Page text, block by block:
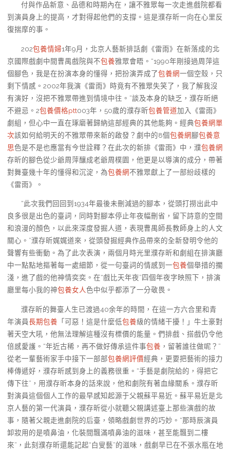
付與作品新意、品德和時期內在，讓不雅眾每一次走進戲院都看
到演員身上的提高，才對得起他們的支撐。這是濮存昕一向在心里反
復揣摩的事。
202包養情婦1年9月，北京人藝新排話劇《雷雨》在新落成的北
京國際戲劇中間曹禺戲院與不包養雅眾會晤。“1990年剛接過周萍這
個腳色，我是在扮演本身的懂得，把扮演弄成了包養網一個空殼，只
剩下情感。2002年我演《雷雨》時竟有不雅眾失笑了，我了解我沒
有演好，沒把不雅眾帶進到情境中往。”談及本身的缺乏，濮存昕絕
不避忌。2包養價格ptt003年，50歲的濮存昕包養管道加入《雷雨》
劇組，但心中一直在琢磨著歸納這部經典的其他能夠。經典包養網單
次該如何給明天的不雅眾帶來新的啟發？劇中的8個包養網腳包養意
思色是不是也應當有今世詮釋？在此次的新排《雷雨》中，濮包養網
存昕的腳色從少爺周萍釀成老爺周樸園，他更是以導演的成分，帶著
對舞臺幾十年的懂得和沉淀，為包養網不雅眾獻上了一部紛歧樣的
《雷雨》。
“此次我們回回到1934年最後未刪減過的腳本，從頭打撈出此中
良多很是出色的臺詞，同時對腳本停止年夜幅刪省，留下詩意的空間
和浪漫的顏色，以此來深度發掘人道，表現曹禺師長教師身上的人文
關心。”濮存昕娓娓道來，從頭發掘經典作品帶來的全新發明令他的
聲響有些衝動。為了此次表演，兩個月時光里濮存昕和劇組在排演廳
中一點點地摳著每一處細節，從一句臺詞的情感到一包養個舉措的擱
淺，進了戲的他神情奕奕。在“戲比天年夜”四個年夜字映照下，排演
廳里每小我的神包養女人色中似乎都添了一分敬畏。
濮存昕的舞臺人生已渡過40余年的時間，在這一方六合里和青
年演員長期包養 「可惡！這是什麼低包養級的情緒干擾！」牛土豪對
著天空大吼，他無法理解這種沒有標價的能量。們排戲、搭戲仍令他
倍感愛護。“年近古稀，再不做好傳承這件事包養 ，留著誰往做呢？”
從老一輩藝術家手中接下一部部包養網評價經典，更要把藝術的接力
棒傳遞好，濮存昕感到身上的義務很重。“手藝是劇院給的，得把它
傳下往”，用濮存昕本身的話來說，他和劇院有著血緣關系。濮存昕
對演員這個個人工作的最早感知起源于父親蘇平易近。蘇平易近是北
京人藝的第一代演員，濮存昕從小就聽父親講述臺上那些演戲的故
事，隨著父親走進劇院的后臺，領略戲劇世界的巧妙。“那時辰演員
卸妝用的是噴鼻油，化裝間飄滿噴鼻油的滋味，甚至能飄到二樓
來”，此刻濮存昕還能記起“白叟藝”的滋味，戲劇早已在不張水瓶在地